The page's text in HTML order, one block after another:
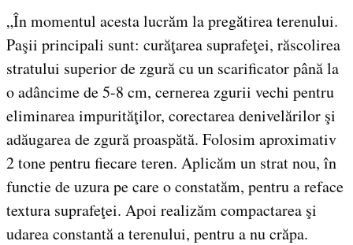
„În momentul acesta lucrăm la pregătirea terenului.
Paşii principali sunt: curăţarea suprafeţei, răscolirea
stratului superior de zgură cu un scarificator până la
o adâncime de 5-8 cm, cernerea zgurii vechi pentru
eliminarea impurităţilor, corectarea denivelărilor şi
adăugarea de zgură proaspătă. Folosim aproximativ
2 tone pentru fiecare teren. Aplicăm un strat nou, în
functie de uzura pe care o constatăm, pentru a reface
textura suprafeţei. Apoi realizăm compactarea şi
udarea constantă a terenului, pentru a nu crăpa.